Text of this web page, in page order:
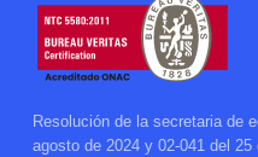
Resolución de la secretaria de
agosto de 2024 y 02-041 del